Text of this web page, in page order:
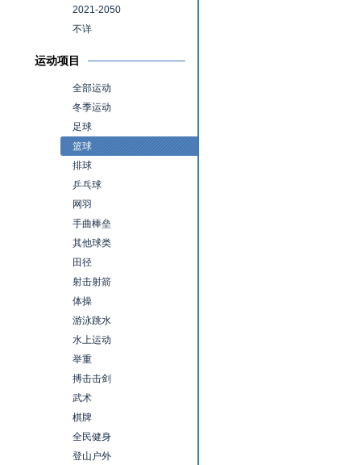
2021-2050
不详
运动项目
全部运动
冬季运动
足球
篮球
排球
乒乓球
网羽
手曲棒垒
其他球类
田径
射击射箭
体操
游泳跳水
水上运动
举重
搏击击剑
武术
棋牌
全民健身
登山户外